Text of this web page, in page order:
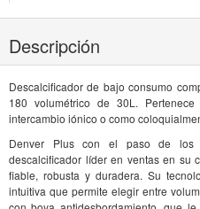
Descripción
Descalcificador de bajo consumo
180 volumétrico de 30L.
intercambio iónico o como
Denver Plus con el paso de los
descalcificador líder en ventas en su
fiable, robusta y duradera. Su
intuitiva que permite elegir entre